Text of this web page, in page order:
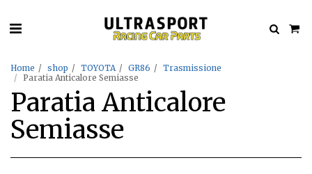
Home shop TOYOTA GR86
Trasmissione
Paratia Anticalore Semiasse
Paratia Anticalore
Semiasse